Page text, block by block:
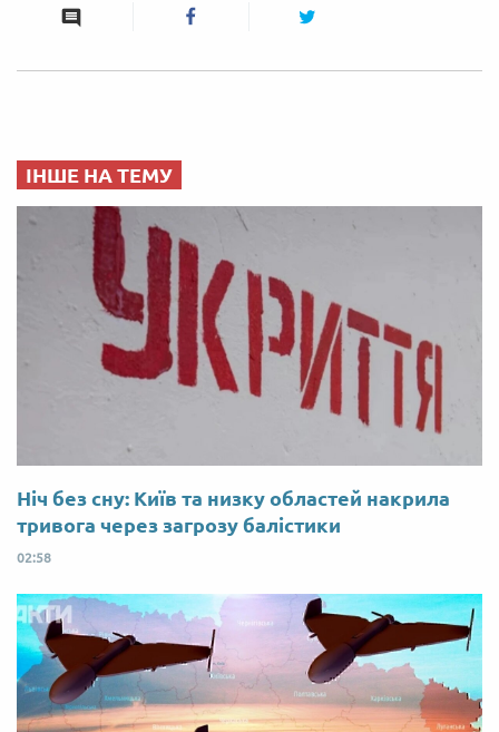
ІНШЕ НА ТЕМУ
Ніч без сну: Київ та низку областей накрила
тривога через загрозу балістики
02:58